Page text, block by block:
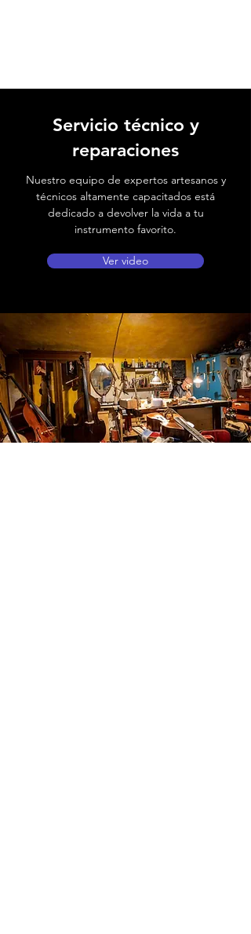
Servicio técnico y
reparaciones
Nuestro equipo de expertos artesanos y
técnicos altamente capacitados está
dedicado a devolver la vida a tu
instrumento favorito.
Ver video